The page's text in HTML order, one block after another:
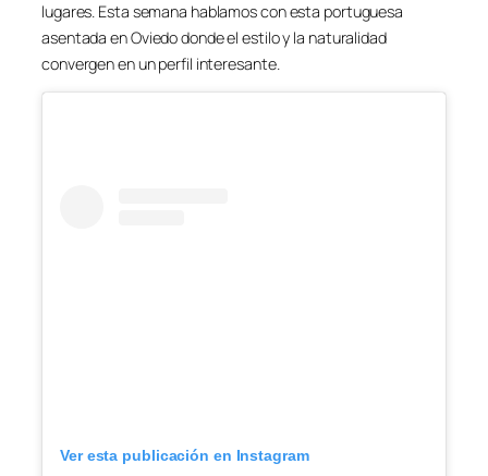
lugares. Esta semana hablamos con esta portuguesa
asentada en Oviedo donde el estilo y la naturalidad
convergen en un perfil interesante.
Ver esta publicación en Instagram